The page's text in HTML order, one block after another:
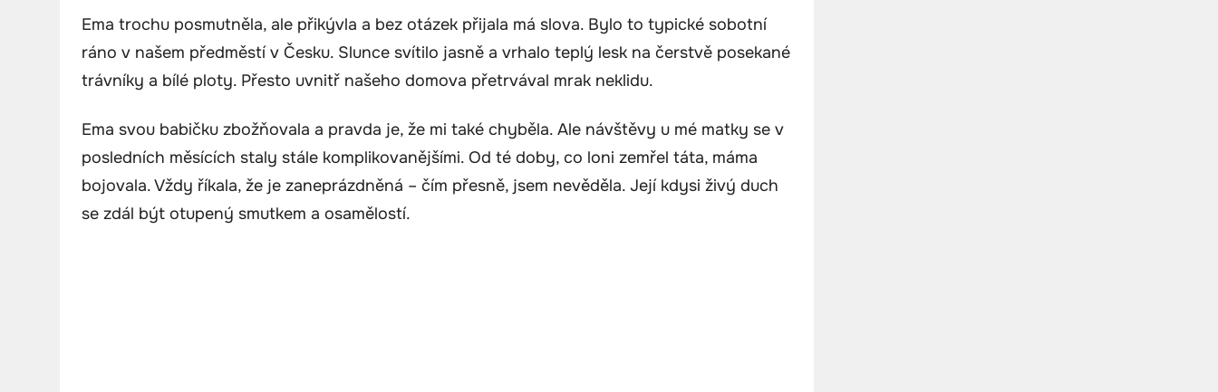
Ema trochu posmutněla, ale přikývla a bez otázek přijala má slova. Bylo to typické sobotní
ráno v našem předměstí v Česku. Slunce svítilo jasně a vrhalo teplý lesk na čerstvě posekané
trávníky a bílé ploty. Přesto uvnitř našeho domova přetrvával mrak neklidu.
Ema svou babičku zbožňovala a pravda je, že mi také chyběla. Ale návštěvy u mé matky se v
posledních měsících staly stále komplikovanějšími. Od té doby, co loni zemřel táta, máma
bojovala. Vždy říkala, že je zaneprázdněná – čím přesně, jsem nevěděla. Její kdysi živý duch
se zdál být otupený smutkem a osamělostí.